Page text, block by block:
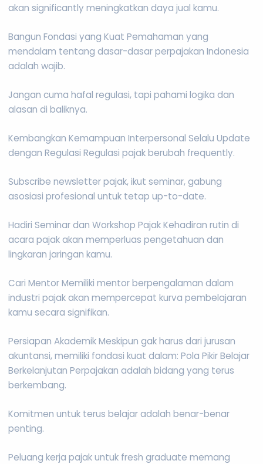
akan significantly meningkatkan daya jual kamu.
Bangun Fondasi yang Kuat Pemahaman yang
mendalam tentang dasar-dasar perpajakan Indonesia
adalah wajib.
Jangan cuma hafal regulasi, tapi pahami logika dan
alasan di baliknya.
Kembangkan Kemampuan Interpersonal Selalu Update
dengan Regulasi Regulasi pajak berubah frequently.
Subscribe newsletter pajak, ikut seminar, gabung
asosiasi profesional untuk tetap up-to-date.
Hadiri Seminar dan Workshop Pajak Kehadiran rutin di
acara pajak akan memperluas pengetahuan dan
lingkaran jaringan kamu.
Cari Mentor Memiliki mentor berpengalaman dalam
industri pajak akan mempercepat kurva pembelajaran
kamu secara signifikan.
Persiapan Akademik Meskipun gak harus dari jurusan
akuntansi, memiliki fondasi kuat dalam: Pola Pikir Belajar
Berkelanjutan Perpajakan adalah bidang yang terus
berkembang.
Komitmen untuk terus belajar adalah benar-benar
penting.
Peluang kerja pajak untuk fresh graduate memang